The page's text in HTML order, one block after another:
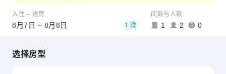
入住 – 退房
8月7日 ~ 8月8日 1 晚
间数与人数
1 2 0
选择房型